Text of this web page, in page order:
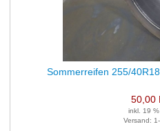
Sommerreifen 255/
50,00
inkl. 19 %
Versand: